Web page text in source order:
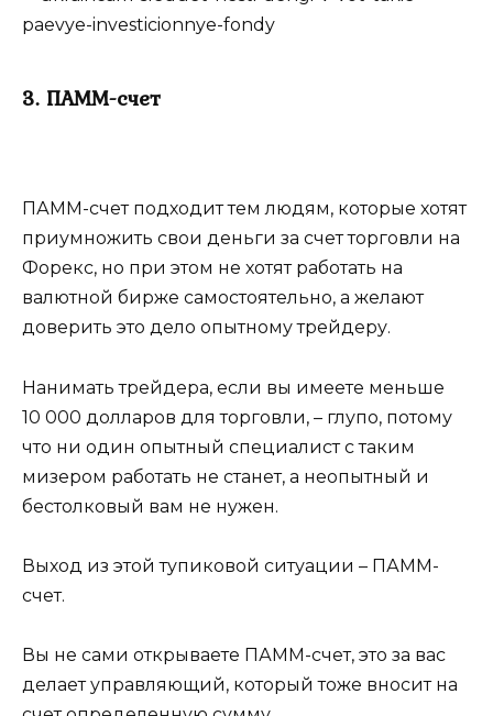
3. ПАММ-счет
ПАММ-счет подходит тем людям, которые хотят
приумножить свои деньги за счет торговли на
Форекс, но при этом не хотят работать на
валютной бирже самостоятельно, а желают
доверить это дело опытному трейдеру.
Нанимать трейдера, если вы имеете меньше
10 000 долларов для торговли, – глупо, потому
что ни один опытный специалист с таким
мизером работать не станет, а неопытный и
бестолковый вам не нужен.
Выход из этой тупиковой ситуации – ПАММ-
счет.
Вы не сами открываете ПАММ-счет, это за вас
делает управляющий, который тоже вносит на